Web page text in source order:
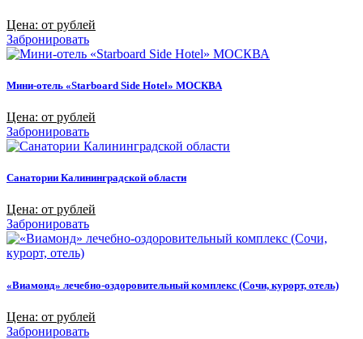
Цена: от рублей
Забронировать
Мини-отель «Starboard Side Hotel» МОСКВА
Цена: от рублей
Забронировать
Санатории Калининградской области
Цена: от рублей
Забронировать
«Виамонд» лечебно-оздоровительный комплекс (Сочи, курорт, отель)
Цена: от рублей
Забронировать